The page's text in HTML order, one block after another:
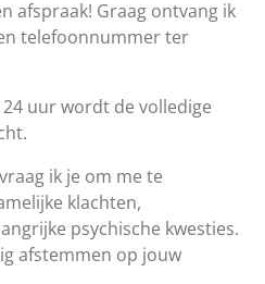
afspraak! Graag ontvang ik
telefoonnummer ter
uur wordt de volledige
ik je om me te
klachten,
psychische kwesties.
afstemmen op jouw